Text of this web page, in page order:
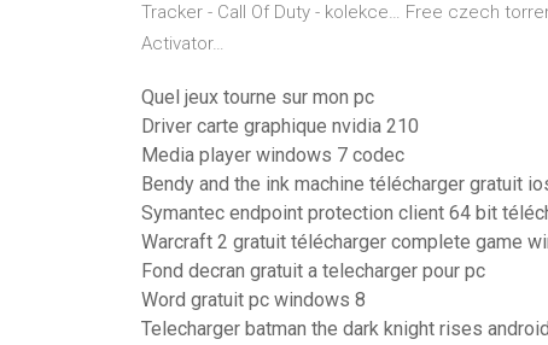
Tracker - Call Of Duty - kolekce… Free czech
Activator…
Quel jeux tourne sur mon pc
Driver carte graphique nvidia 210
Media player windows 7 codec
Bendy and the ink machine télécharger gratuit
Symantec endpoint protection client 64 bit
Warcraft 2 gratuit télécharger complete game
Fond decran gratuit a telecharger pour pc
Word gratuit pc windows 8
Telecharger batman the dark knight rises